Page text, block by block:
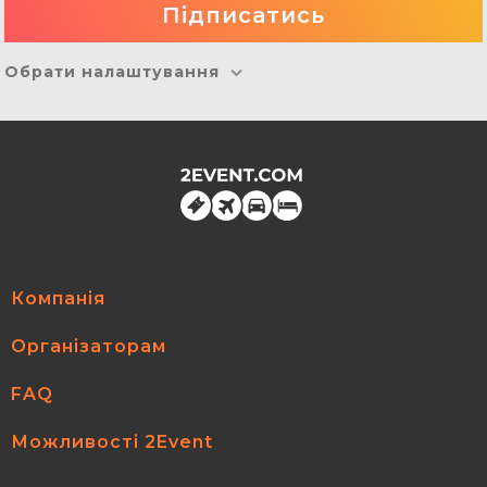
Обрати налаштування
Компанія
Організаторам
FAQ
Можливості 2Event